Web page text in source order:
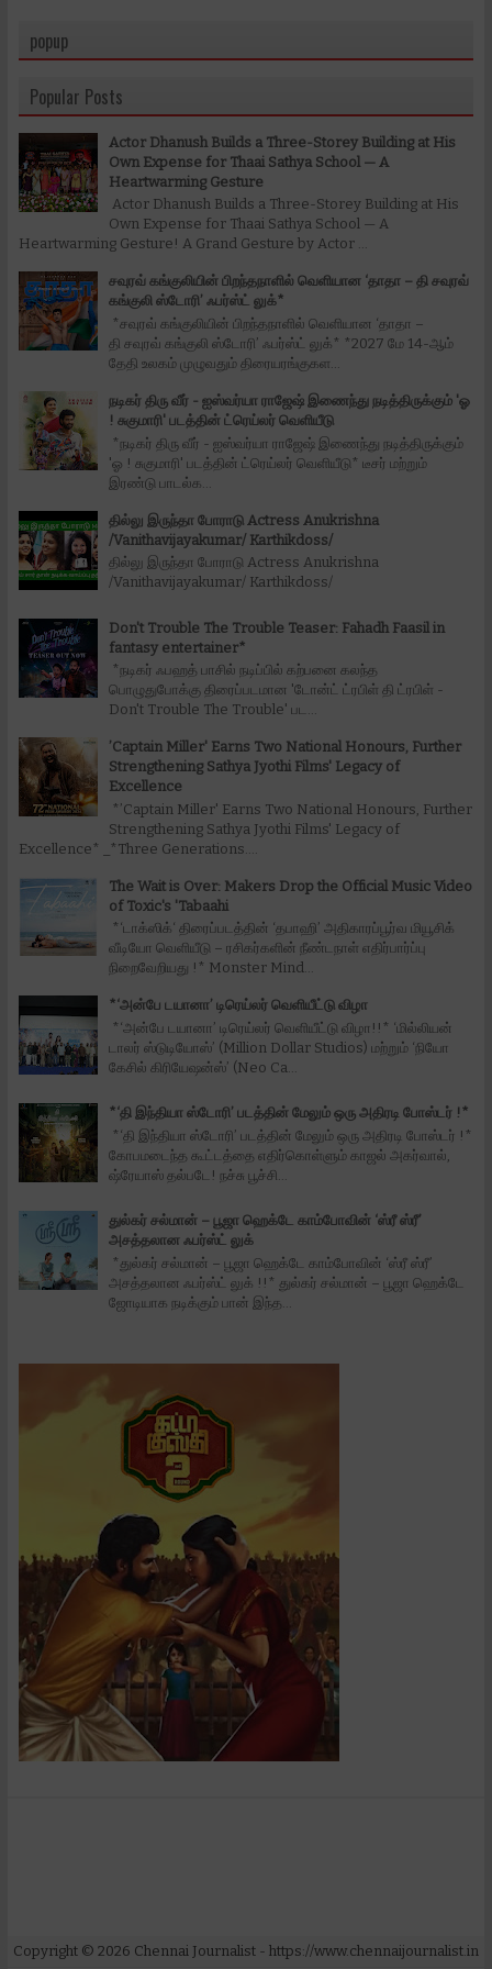
popup
Popular Posts
Actor Dhanush Builds a Three-Storey Building at His
Own Expense for Thaai Sathya School — A
Heartwarming Gesture
Actor Dhanush Builds a Three-Storey Building at His
Own Expense for Thaai Sathya School — A
Heartwarming Gesture! A Grand Gesture by Actor ...
சவுரவ் கங்குலியின் பிறந்தநாளில் வெளியான ‘தாதா – தி சவுரவ்
கங்குலி ஸ்டோரி’ ஃபர்ஸ்ட் லுக்*
*சவுரவ் கங்குலியின் பிறந்தநாளில் வெளியான ‘தாதா –
தி சவுரவ் கங்குலி ஸ்டோரி’ ஃபர்ஸ்ட் லுக்* *2027 மே 14-ஆம்
தேதி உலகம் முழுவதும் திரையரங்குகள...
நடிகர் திரு வீர் - ஐஸ்வர்யா ராஜேஷ் இணைந்து நடித்திருக்கும் 'ஓ
! சுகுமாரி' படத்தின் ட்ரெய்லர் வெளியீடு
*நடிகர் திரு வீர் - ஐஸ்வர்யா ராஜேஷ் இணைந்து நடித்திருக்கும்
'ஓ ! சுகுமாரி' படத்தின் ட்ரெய்லர் வெளியீடு* டீசர் மற்றும்
இரண்டு பாடல்க...
தில்லு இருந்தா போராடு Actress Anukrishna
/Vanithavijayakumar/ Karthikdoss/
தில்லு இருந்தா போராடு Actress Anukrishna
/Vanithavijayakumar/ Karthikdoss/
Don't Trouble The Trouble Teaser: Fahadh Faasil in
fantasy entertainer*
*நடிகர் ஃபஹத் பாசில் நடிப்பில் கற்பனை கலந்த
பொழுதுபோக்கு திரைப்படமான 'டோன்ட் ட்ரபிள் தி ட்ரபிள் -
Don't Trouble The Trouble' பட...
’Captain Miller' Earns Two National Honours, Further
Strengthening Sathya Jyothi Films' Legacy of
Excellence
*’Captain Miller' Earns Two National Honours, Further
Strengthening Sathya Jyothi Films' Legacy of
Excellence* _*Three Generations....
The Wait is Over: Makers Drop the Official Music Video
of Toxic's 'Tabaahi
*‘டாக்ஸிக்‘ திரைப்படத்தின் ‘தபாஹி’ அதிகாரப்பூர்வ மியூசிக்
வீடியோ வெளியீடு – ரசிகர்களின் நீண்டநாள் எதிர்பார்ப்பு
நிறைவேறியது !* Monster Mind...
*‘அன்பே டயானா’ டிரெய்லர் வெளியீட்டு விழா
*‘அன்பே டயானா’ டிரெய்லர் வெளியீட்டு விழா!!* ‘மில்லியன்
டாலர் ஸ்டுடியோஸ்’ (Million Dollar Studios) மற்றும் ‘நியோ
கேசில் கிரியேஷன்ஸ்’ (Neo Ca...
*‘தி இந்தியா ஸ்டோரி’ படத்தின் மேலும் ஒரு அதிரடி போஸ்டர் !*
*‘தி இந்தியா ஸ்டோரி’ படத்தின் மேலும் ஒரு அதிரடி போஸ்டர் !*
கோபமடைந்த கூட்டத்தை எதிர்கொள்ளும் காஜல் அகர்வால்,
ஷ்ரேயாஸ் தல்படே! நச்சு பூச்சி...
துல்கர் சல்மான் – பூஜா ஹெக்டே காம்போவின் ‘ஸ்ரீ ஸ்ரீ’
அசத்தலான ஃபர்ஸ்ட் லுக்
*துல்கர் சல்மான் – பூஜா ஹெக்டே காம்போவின் ‘ஸ்ரீ ஸ்ரீ’
அசத்தலான ஃபர்ஸ்ட் லுக் !!* துல்கர் சல்மான் – பூஜா ஹெக்டே
ஜோடியாக நடிக்கும் பான் இந்த...
Copyright © 2026 Chennai Journalist - https://www.chennaijournalist.in